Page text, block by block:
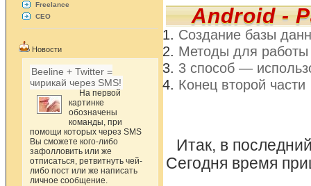
Freelance
СЕО
Новости
Beeline + Twitter =
чирикай через SMS!
На первой
картинке
обозначены
команды, при
помощи которых через SMS
Вы сможете кого-либо
зафолловить или же
отписаться, ретвитнуть чей-
либо пост или же написать
личное сообщение.
Android -
Создание базы
Методы для работы
3 способ —
Конец второй части
Итак, в
Сегодня время